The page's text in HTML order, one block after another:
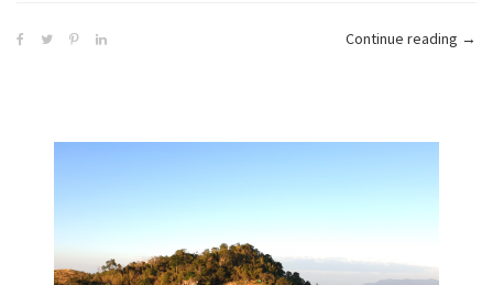
Continue reading →